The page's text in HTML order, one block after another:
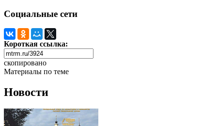
Социальные сети
Короткая ссылка:
скопировано
Материалы по теме
Новости